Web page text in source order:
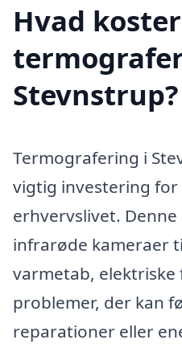
Hvad koster
Stevnstrup?
Termografering i
vigtig investering
erhvervslivet.
infrarøde kameraer
varmetab, elektriske
problemer, der kan
reparationer eller